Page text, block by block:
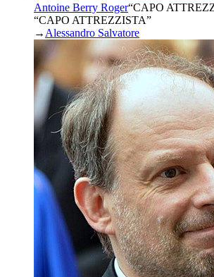
Antoine Berry Roger“CAPO
“CAPO ATTREZZISTA”
→ Alessandro Salvatore